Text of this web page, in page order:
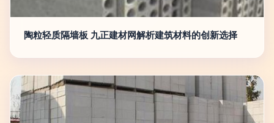
陶粒轻质隔墙板 九正建材网解析建筑材料的创新选择